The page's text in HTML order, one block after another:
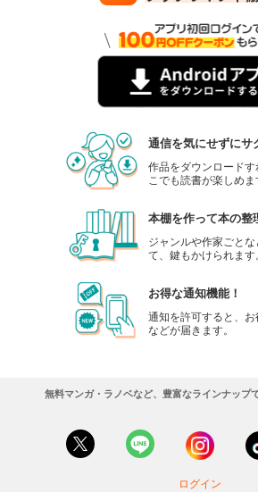
通信を気にせずにサ
作品をダウンロード
こでも読書が楽しめま
本棚を作って本の整
ジャンルや作家ごと
て、鍵もかけられます。
お得な通知機能！
通知を許可すると、
などが届きます。
無料マンガ・ラノベなど、豊富なラインナップ
ログイン